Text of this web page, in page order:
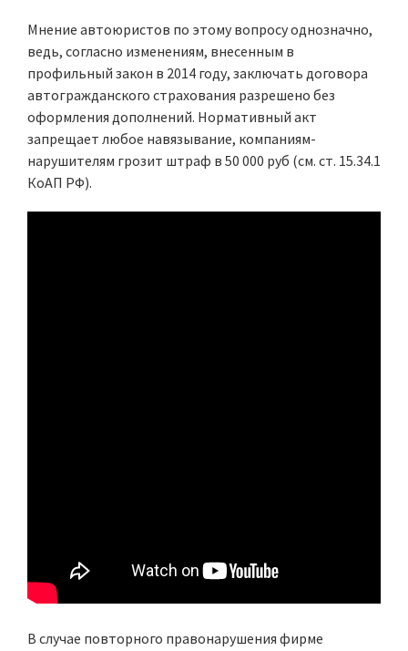
Мнение автоюристов по этому вопросу однозначно,
ведь, согласно изменениям, внесенным в
профильный закон в 2014 году, заключать договора
автогражданского страхования разрешено без
оформления дополнений. Нормативный акт
запрещает любое навязывание, компаниям-
нарушителям грозит штраф в 50 000 руб (см. ст. 15.34.1
КоАП РФ).
В случае повторного правонарушения фирме